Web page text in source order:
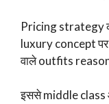
Pricing strategy
luxury concept
वाले outfits
इससे middle